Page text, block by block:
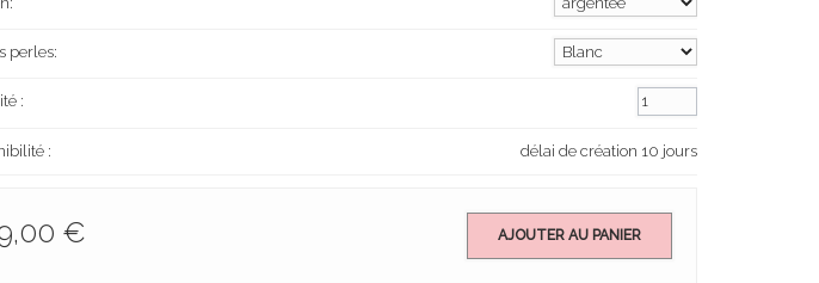
perles:
:
: délai de création 10 jours
€ AJOUTER AU PANIER